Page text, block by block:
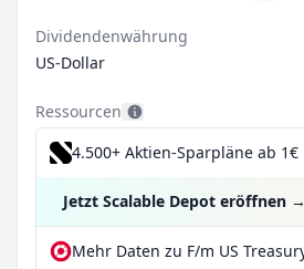
Dividendenwährung
US-Dollar
Ressourcen
4.500+ Aktien-Sparpläne ab 1€
Jetzt Scalable Depot eröffnen →